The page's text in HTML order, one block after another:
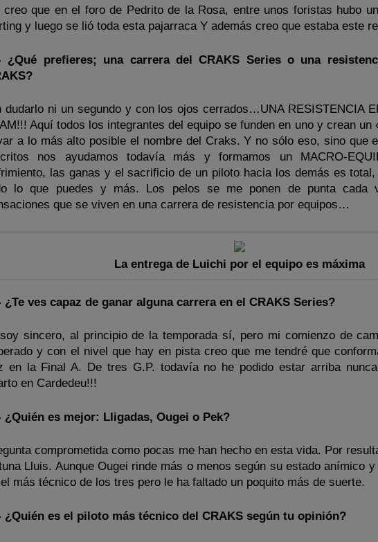
creo que en el foro de Pedrito de la Rosa, entre unos foristas hubo
y luego se lió toda esta pajarraca Y además creo que estaba este
¿Qué prefieres; una carrera del CRAKS Series o una
dudarlo ni un segundo y con los ojos cerrados…UNA RESISTENCIA
Aquí todos los integrantes del equipo se funden en uno y crean un
a lo más alto posible el nombre del Craks. Y no sólo eso, sino que
nos ayudamos todavía más y formamos un MACRO-
las ganas y el sacrificio de un piloto hacia los demás es
lo que puedes y más. Los pelos se me ponen de punta cada
que se viven en una carrera de resistencia por equipos…
La entrega de Luichi por el equipo es máxima
¿Te ves capaz de ganar alguna carrera en el CRAKS Series?
sincero, al principio de la temporada sí, pero mi comienzo de
y con el nivel que hay en pista creo que me tendré que
en la Final A. De tres G.P. todavía no he podido estar arriba
en Cardedeu!!!
¿Quién es mejor: Lligadas, Ougei o Pek?
comprometida como pocas me han hecho en esta vida. Por
Lluis. Aunque Ougei rinde más o menos según su estado anímico
más técnico de los tres pero le ha faltado un poquito más de suerte.
¿Quién es el piloto más técnico del CRAKS según tu opinión?